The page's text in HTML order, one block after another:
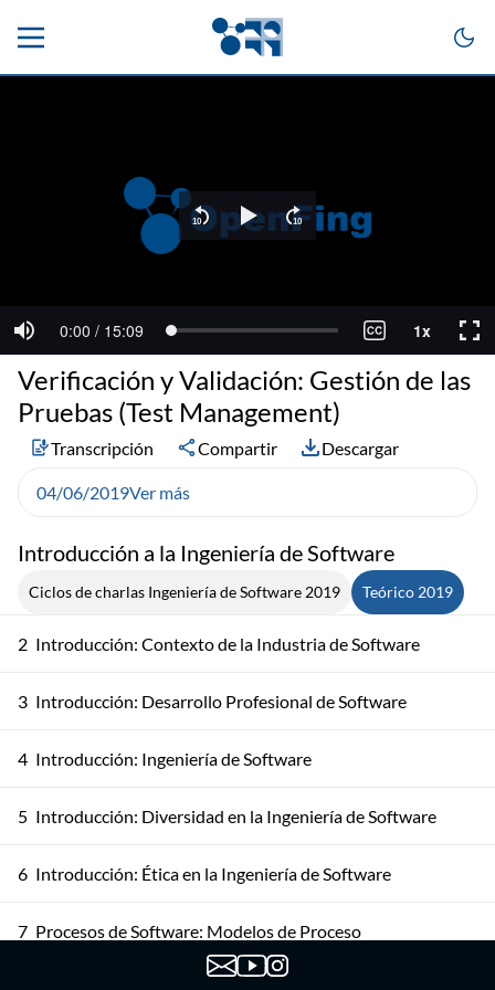
Introducción a la Ingeniería de Software
Ciclos de charlas Ingeniería de Software 2019 Teórico 2019
2 Introducción: Contexto de la Industria de Software
3 Introducción: Desarrollo Profesional de Software
4 Introducción: Ingeniería de Software
5 Introducción: Diversidad en la Ingeniería de Software
6 Introducción: Ética en la Ingeniería de Software
7 Procesos de Software: Modelos de Proceso
Verificación y Validación: Gestión de las
Pruebas (Test Management)
Transcripción Compartir Descargar
04/06/2019Ver más